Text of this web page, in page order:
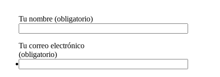
Tu nombre (obligatorio)
Tu correo electrónico
(obligatorio)